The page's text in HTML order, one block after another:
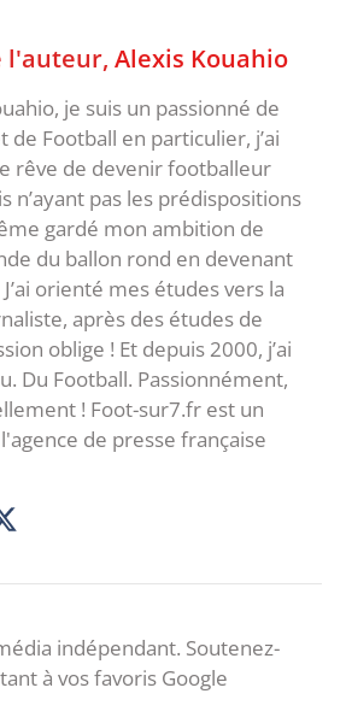
l'auteur, Alexis Kouahio
je suis un passionné de
de Football en particulier, j’ai
rêve de devenir footballeur
n’ayant pas les prédispositions
gardé mon ambition de
du ballon rond en devenant
orienté mes études vers la
après des études de
oblige ! Et depuis 2000, j’ai
Du Football. Passionnément,
! Foot-sur7.fr est un
de presse française
indépendant. Soutenez-
à vos favoris Google